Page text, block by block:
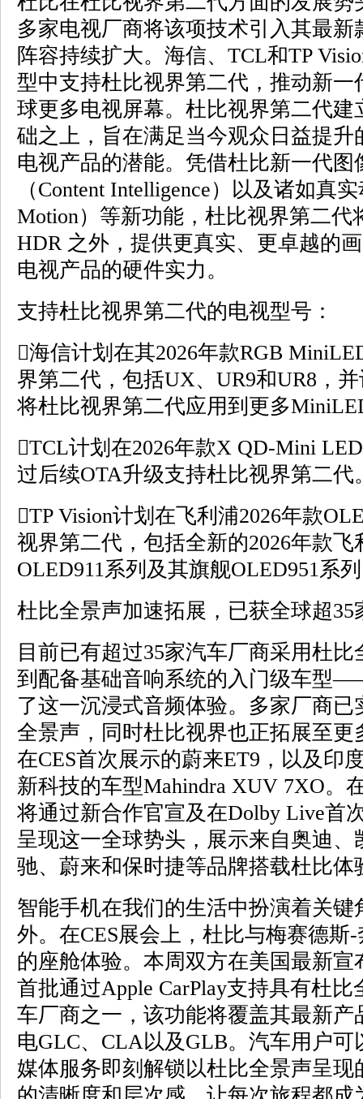
多家电视厂商将该项技术引入其最
阵容持续扩大。海信、TCL和TP
型中支持杜比视界第二代，推动新
球更多电视屏幕。杜比视界第二代
础之上，旨在满足当今观众日益提
电视产品的潜能。凭借杜比新一代图
（Content Intelligence）以及诸如真
Motion）等新功能，杜比视界第二代
HDR 之外，提供更真实、更卓越的
电视产品的硬件实力。
支持杜比视界第二代的电视型号：
海信计划在其2026年款RGB
界第二代，包括UX、UR9和UR8，
将杜比视界第二代应用到更多
TCL计划在2026年款X QD-Mini
过后续OTA升级支持杜比视界第二代
TP Vision计划在飞利浦2026年款
视界第二代，包括全新的2026年款飞
OLED911系列及其旗舰OLED951系
杜比全景声加速拓展，已获全球超35
目前已有超过35家汽车厂商采用杜
到配备基础音响系统的入门级车型
了这一沉浸式音频体验。多家厂商
全景声，同时杜比视界也正拓展至
在CES首次展示的蔚来ET9，以及印
新科技的车型Mahindra XUV 7XO。
将通过新合作官宣及在Dolby Live首
呈现这一全球势头，展示来自奥迪
驰、蔚来和保时捷等品牌搭载杜比体
智能手机在我们的生活中扮演着关
外。在CES展会上，杜比与梅赛德斯
的座舱体验。本周双方在美国最新
首批通过Apple CarPlay支持具有杜
车厂商之一，该功能将覆盖其最新
电GLC、CLA以及GLB。汽车用户可
媒体服务即刻解锁以杜比全景声呈